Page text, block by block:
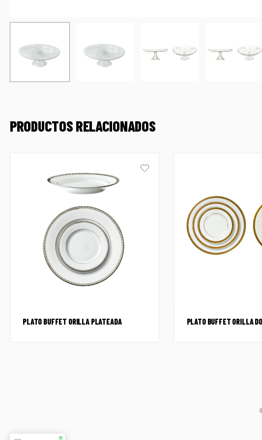
PRODUCTOS RELACIONADOS
PLATO BUFFET ORILLA PLATEADA PLATO BUFFET ORILLA